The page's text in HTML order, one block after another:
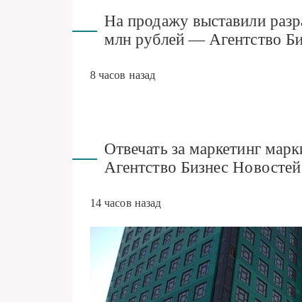
На продажу выставили
млн рублей — Агентство
8 часов назад
Отвечать за маркетинг
Агентство Бизнес Новостей
14 часов назад